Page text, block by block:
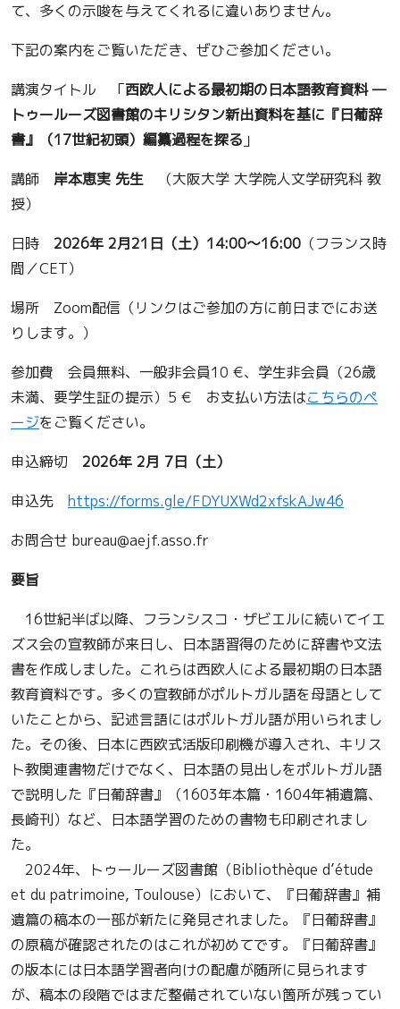
て、多くの示唆を与えてくれるに違いありません。
下記の案内をご覧いただき、ぜひご参加ください。
講演タイトル 「西欧人による最初期の日本語教育資料 —
トゥールーズ図書館のキリシタン新出資料を基に『日葡辞
書』（17世紀初頭）編纂過程を探る 」
講師 岸本恵実 先生 （大阪大学 大学院人文学研究科 教
授）
日時 2026年 2月21日（土）14:00～16:00 （フランス時
間／CET）
場所 Zoom配信（リンクはご参加の方に前日までにお送
りします。）
参加費 会員無料、一般非会員10 €、学生非会員（26歳
未満、要学生証の提示）5 € お支払い方法はこちらのペ
ージをご覧ください。
申込締切 2026年 2月 7日（土）
申込先 https://forms.gle/FDYUXWd2xfskAJw46
お問合せ bureau@aejf.asso.fr
要旨
16世紀半ば以降、フランシスコ・ザビエルに続いてイエ
ズス会の宣教師が来日し、日本語習得のために辞書や文法
書を作成しました。これらは西欧人による最初期の日本語
教育資料です。多くの宣教師がポルトガル語を母語として
いたことから、記述言語にはポルトガル語が用いられまし
た。その後、日本に西欧式活版印刷機が導入され、キリス
ト教関連書物だけでなく、日本語の見出しをポルトガル語
で説明した『日葡辞書』（1603年本篇・1604年補遺篇、
長崎刊）など、日本語学習のための書物も印刷されまし
た。
2024年、トゥールーズ図書館（Bibliothèque d’étude
et du patrimoine, Toulouse）において、『日葡辞書』補
遺篇の稿本の一部が新たに発見されました。『日葡辞書』
の原稿が確認されたのはこれが初めてです。『日葡辞書』
の版本には日本語学習者向けの配慮が随所に見られます
が、稿本の段階ではまだ整備されていない箇所が残ってい